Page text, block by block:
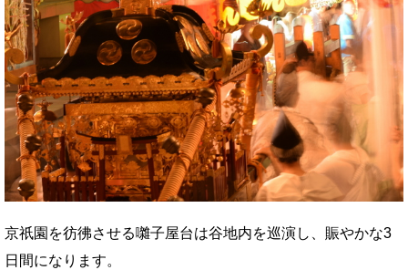
京祇園を彷彿させる囃子屋台は谷地内を巡演し、賑やかな3
日間になります。